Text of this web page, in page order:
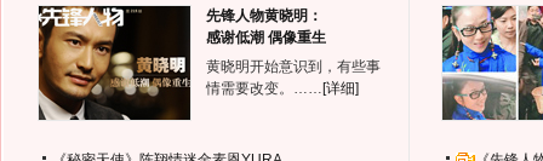
先锋人物黄晓明：
感谢低潮 偶像重生
黄晓明开始意识到，有些事
情需要改变。…… [详细]